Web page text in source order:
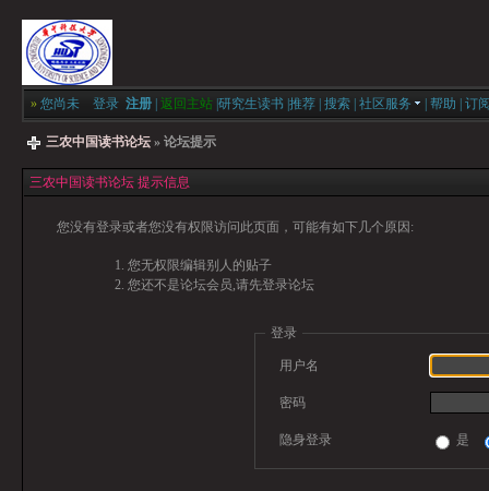
» 您尚未 登录 注册 返回主站 研究生读书 推荐 搜索 社区服务 帮助 订
三农中国读书论坛 » 论坛提示
三农中国读书论坛 提示信息
您没有登录或者您没有权限访问此页面，可能有如下几个原因:
您无权限编辑别人的贴子
您还不是论坛会员,请先登录论坛
登录
用户名
密码
隐身登录 是